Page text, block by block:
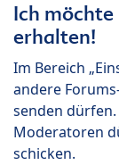
Ich
erhalten!
Im Bereich
andere
senden
Moderatoren
schicken.